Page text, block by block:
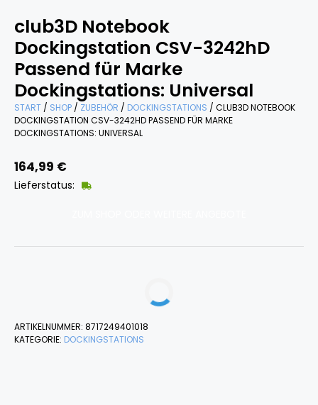
club3D Notebook
Dockingstation CSV-3242hD
Passend für Marke
Dockingstations: Universal
START / SHOP / ZUBEHÖR / DOCKINGSTATIONS / CLUB3D NOTEBOOK
DOCKINGSTATION CSV-3242HD PASSEND FÜR MARKE
DOCKINGSTATIONS: UNIVERSAL
164,99 €
Lieferstatus:
ARTIKELNUMMER: 8717249401018
KATEGORIE: DOCKINGSTATIONS